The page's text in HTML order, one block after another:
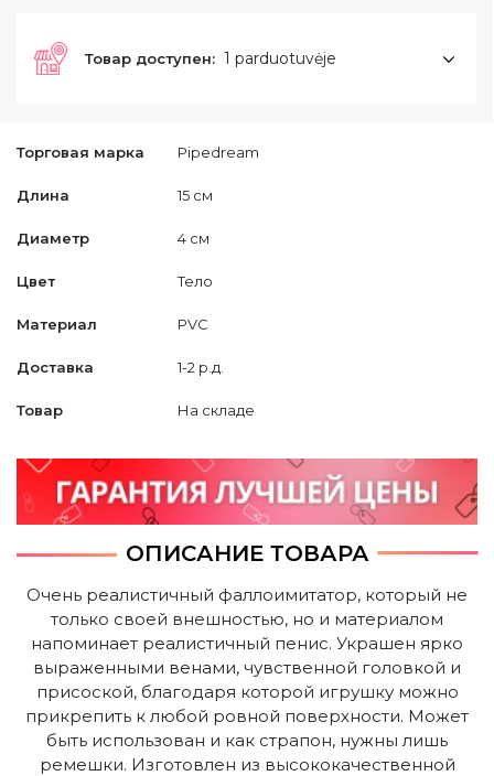
Торговая марка Pipedream
Длина 15 см
Диаметр 4 см
Цвет Тело
Материал PVC
Доставка 1-2 р.д.
Товар На складе
Товар доступен: 1 parduotuvėje
ОПИСАНИЕ ТОВАРА
Очень реалистичный фаллоимитатор, который не
только своей внешностью, но и материалом
напоминает реалистичный пенис. Украшен ярко
выраженными венами, чувственной головкой и
присоской, благодаря которой игрушку можно
прикрепить к любой ровной поверхности. Может
быть использован и как страпон, нужны лишь
ремешки. Изготовлен из высококачественной